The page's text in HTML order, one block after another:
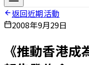
返回近期活動
2008年9月29日
《推動香港